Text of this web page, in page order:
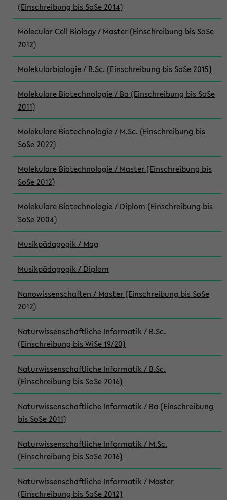
(Einschreibung bis SoSe 2014)
Molecular Cell Biology / Master (Einschreibung bis SoSe
2012)
Molekularbiologie / B.Sc. (Einschreibung bis SoSe 2015)
Molekulare Biotechnologie / Ba (Einschreibung bis SoSe
2011)
Molekulare Biotechnologie / M.Sc. (Einschreibung bis
SoSe 2022)
Molekulare Biotechnologie / Master (Einschreibung bis
SoSe 2012)
Molekulare Biotechnologie / Diplom (Einschreibung bis
SoSe 2004)
Musikpädagogik / Mag
Musikpädagogik / Diplom
Nanowissenschaften / Master (Einschreibung bis SoSe
2012)
Naturwissenschaftliche Informatik / B.Sc.
(Einschreibung bis WiSe 19/20)
Naturwissenschaftliche Informatik / B.Sc.
(Einschreibung bis SoSe 2016)
Naturwissenschaftliche Informatik / Ba (Einschreibung
bis SoSe 2011)
Naturwissenschaftliche Informatik / M.Sc.
(Einschreibung bis SoSe 2016)
Naturwissenschaftliche Informatik / Master
(Einschreibung bis SoSe 2012)